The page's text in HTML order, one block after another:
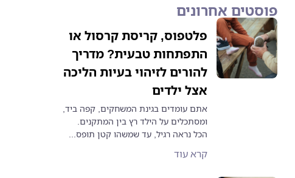
פוסטים אחרונים
פלטפוס, קריסת קרסול או
התפתחות טבעית? מדריך
להורים לזיהוי בעיות הליכה
אצל ילדים
אתם עומדים בגינת המשחקים, קפה ביד,
ומסתכלים על הילד רץ בין המתקנים.
הכל נראה רגיל, עד שמשהו קטן תופס...
קרא עוד